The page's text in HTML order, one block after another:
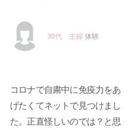
30代 主婦 体験
コロナで自粛中に免疫力をあ
げたくてネットで見つけまし
た。正直怪しいのでは？と思